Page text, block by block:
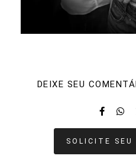
DEIXE SEU
SOLICITE SEU